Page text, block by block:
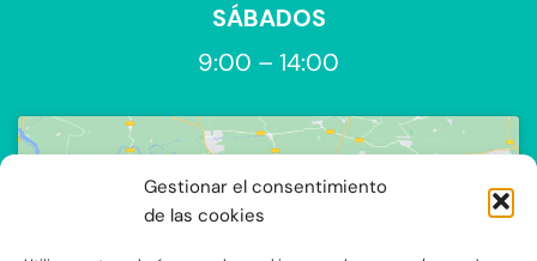
Gestionar el consentimiento
de las cookies
SÁBADOS
9:00 – 14:00